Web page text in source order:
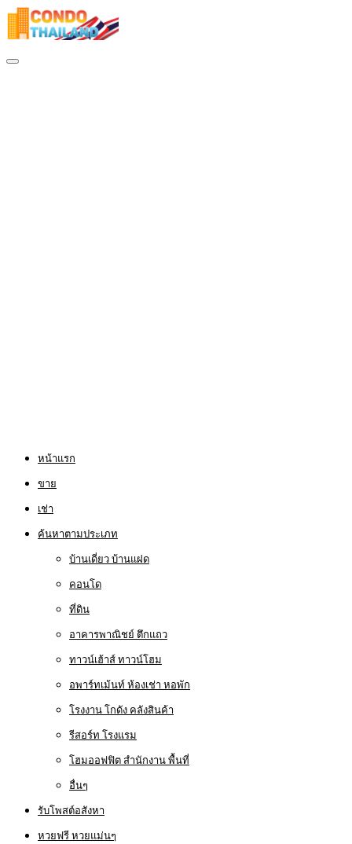
หน้าแรก
ขาย
เช่า
ค้นหาตามประเภท
บ้านเดี่ยว บ้านแฝด
คอนโด
ที่ดิน
อาคารพาณิชย์ ตึกแถว
ทาวน์เฮ้าส์ ทาวน์โฮม
อพาร์ทเม้นท์ ห้องเช่า หอพัก
โรงงาน โกดัง คลังสินค้า
รีสอร์ท โรงแรม
โฮมออฟฟิต สำนักงาน พื้นที่
อื่นๆ
รับโพสต์อสังหา
หวยฟรี หวยแม่นๆ